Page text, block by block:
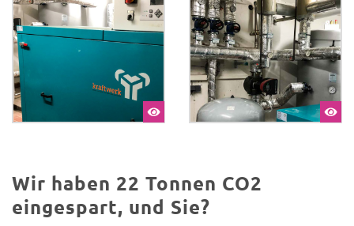
Wir haben 22 Tonnen CO2
eingespart, und Sie?